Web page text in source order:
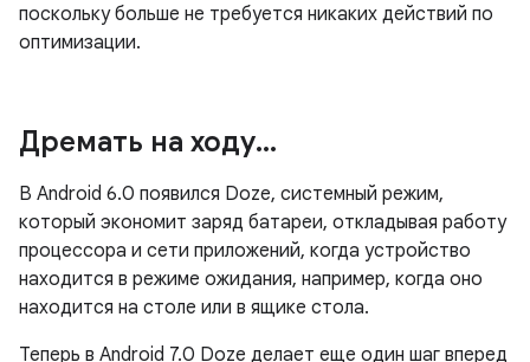
поскольку больше не требуется никаких действий по
оптимизации.
Дремать на ходу...
В Android 6.0 появился Doze, системный режим,
который экономит заряд батареи, откладывая работу
процессора и сети приложений, когда устройство
находится в режиме ожидания, например, когда оно
находится на столе или в ящике стола.
Теперь в Android 7.0 Doze делает еще один шаг вперед